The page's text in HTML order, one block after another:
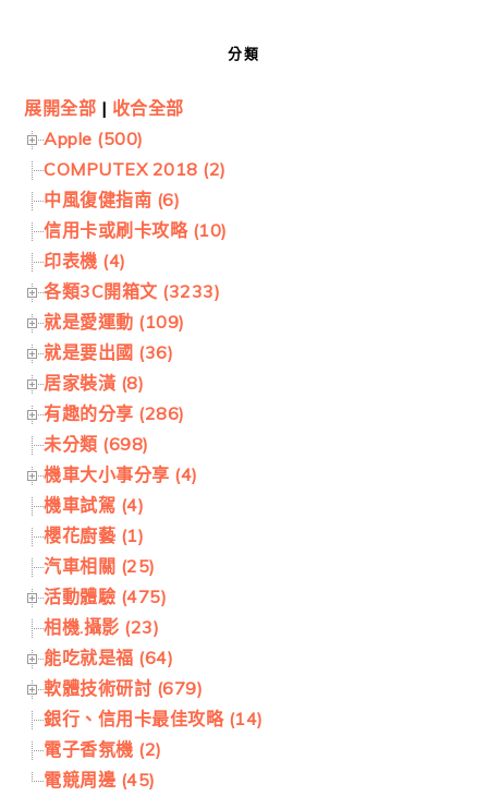
分類
展開全部 | 收合全部
Apple (500)
COMPUTEX 2018 (2)
中風復健指南 (6)
信用卡或刷卡攻略 (10)
印表機 (4)
各類3C開箱文 (3233)
就是愛運動 (109)
就是要出國 (36)
居家裝潢 (8)
有趣的分享 (286)
未分類 (698)
機車大小事分享 (4)
機車試駕 (4)
櫻花廚藝 (1)
汽車相關 (25)
活動體驗 (475)
相機.攝影 (23)
能吃就是福 (64)
軟體技術研討 (679)
銀行、信用卡最佳攻略 (14)
電子香氛機 (2)
電競周邊 (45)